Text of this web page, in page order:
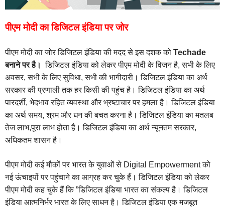
पीएम मोदी का डिजिटल इंडिया पर जोर
पीएम मोदी का जोर डिजिटल इंडिया की मदद से इस दशक को Techade
बनाने पर है।डिजिटल इंडिया को लेकर पीएम मोदी के विजन है, सभी के लिए
अवसर, सभी के लिए सुविधा, सभी की भागीदारी। डिजिटल इंडिया का अर्थ
सरकार की प्रणाली तक हर किसी की पहुंच है। डिजिटल इंडिया का अर्थ
पारदर्शी, भेदभाव रहित व्यवस्था और भ्रष्टाचार पर हमला है। डिजिटल इंडिया
का अर्थ समय, श्रम और धन की बचत करना है। डिजिटल इंडिया का मतलब
तेज लाभ,पूरा लाभ होता है। डिजिटल इंडिया का अर्थ न्यूनतम सरकार,
अधिकतम शासन है।
पीएम मोदी कई मौकों पर भारत के युवाओं से Digital Empowerment को
नई ऊंचाइयों पर पहुंचाने का आग्रह कर चुके हैं। डिजिटल इंडिया को लेकर
पीएम मोदी कह चुके हैं कि ”डिजिटल इंडिया भारत का संकल्प है। डिजिटल
इंडिया आत्मनिर्भर भारत के लिए साधन है। डिजिटल इंडिया एक मजबूत